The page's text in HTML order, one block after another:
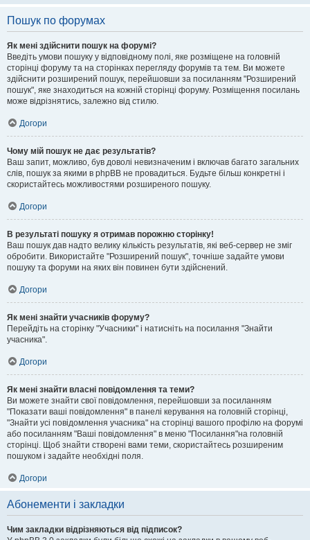
Пошук по форумах
Як мені здійснити пошук на форумі?
Введіть умови пошуку у відповідному полі, яке розміщене на головній
сторінці форуму та на сторінках перегляду форумів та тем. Ви можете
здійснити розширений пошук, перейшовши за посиланням "Розширений
пошук", яке знаходиться на кожній сторінці форуму. Розміщення посилань
може відрізнятись, залежно від стилю.
Догори
Чому мій пошук не дає результатів?
Ваш запит, можливо, був доволі невизначеним і включав багато загальних
слів, пошук за якими в phpBB не провадиться. Будьте більш конкретні і
скористайтесь можливостями розширеного пошуку.
Догори
В результаті пошуку я отримав порожню сторінку!
Ваш пошук дав надто велику кількість результатів, які веб-сервер не зміг
обробити. Використайте "Розширений пошук", точніше задайте умови
пошуку та форуми на яких він повинен бути здійснений.
Догори
Як мені знайти учасників форуму?
Перейдіть на сторінку "Учасники" і натисніть на посилання "Знайти
учасника".
Догори
Як мені знайти власні повідомлення та теми?
Ви можете знайти свої повідомлення, перейшовши за посиланням
"Показати ваші повідомлення" в панелі керування на головній сторінці,
"Знайти усі повідомлення учасника" на сторінці вашого профілю на форумі
або посиланням "Ваші повідомлення" в меню "Посилання"на головній
сторінці. Щоб знайти створені вами теми, скористайтесь розширеним
пошуком і задайте необхідні поля.
Догори
Абонементи і закладки
Чим закладки відрізняються від підписок?